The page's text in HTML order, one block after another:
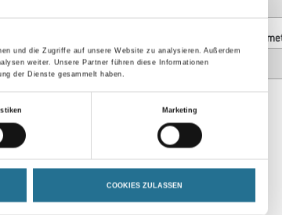
und die Zugriffe auf unsere Website zu analysieren. Außerdem
weiter. Unsere Partner führen diese Informationen
der Dienste gesammelt haben.
Marketing
COOKIES ZULASSEN
Breite in